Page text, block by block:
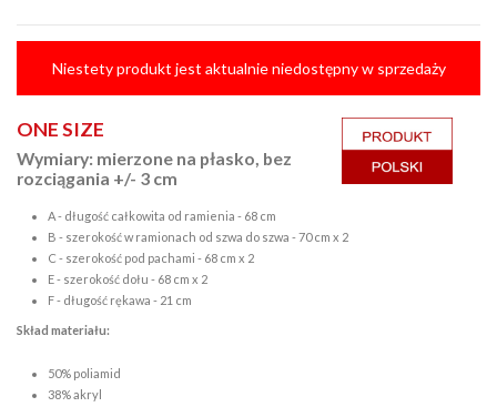
Niestety produkt jest aktualnie niedostępny w sprzedaży
ONE SIZE
Wymiary: mierzone na płasko, bez
rozciągania +/- 3 cm
A - długość całkowita od ramienia - 68 cm
B - szerokość w ramionach od szwa do szwa - 70 cm x 2
C - szerokość pod pachami - 68 cm x 2
E - szerokość dołu - 68 cm x 2
F - długość rękawa - 21 cm
Skład materiału:
50% poliamid
38% akryl